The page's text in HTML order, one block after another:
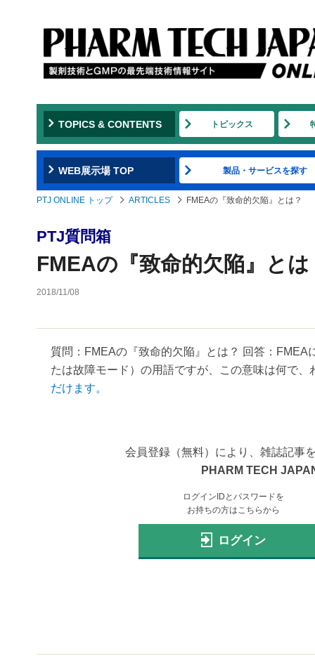
TOPICS & CONTENTS トピックス
WEB展示場 TOP 製品・サービスを探す
PTJ ONLINE トップ ARTICLES FMEAの『致命的欠陥』とは？
PTJ質問箱
FMEAの『致命的欠陥』とは
2018/11/08
質問：FMEAの『致命的欠陥』とは？ 回答：
たは故障モード）の用語ですが、この意味は何で、
だけます。
会員登録（無料）により、雑誌記事
PHARM TECH
ログインIDとパスワードを
お持ちの方はこちらから
ログイン